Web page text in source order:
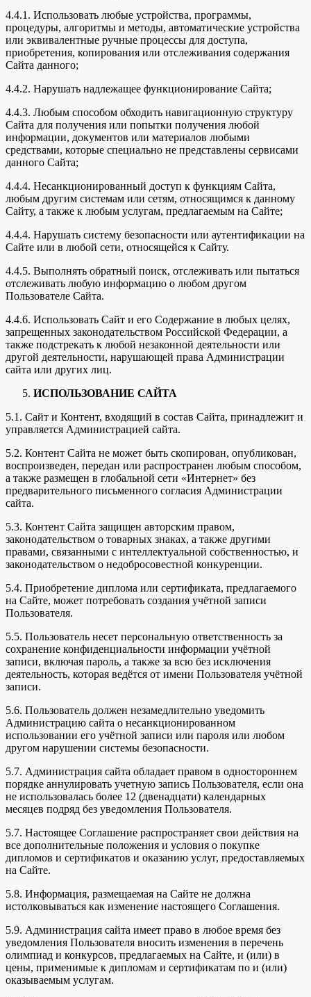
4.4.1. Использовать любые устройства, программы,
процедуры, алгоритмы и методы, автоматические устройства
или эквивалентные ручные процессы для доступа,
приобретения, копирования или отслеживания содержания
Сайта данного;
4.4.2. Нарушать надлежащее функционирование Сайта;
4.4.3. Любым способом обходить навигационную структуру
Сайта для получения или попытки получения любой
информации, документов или материалов любыми
средствами, которые специально не представлены сервисами
данного Сайта;
4.4.4. Несанкционированный доступ к функциям Сайта,
любым другим системам или сетям, относящимся к данному
Сайту, а также к любым услугам, предлагаемым на Сайте;
4.4.4. Нарушать систему безопасности или аутентификации на
Сайте или в любой сети, относящейся к Сайту.
4.4.5. Выполнять обратный поиск, отслеживать или пытаться
отслеживать любую информацию о любом другом
Пользователе Сайта.
4.4.6. Использовать Сайт и его Содержание в любых целях,
запрещенных законодательством Российской Федерации, а
также подстрекать к любой незаконной деятельности или
другой деятельности, нарушающей права Администрации
сайта или других лиц.
ИСПОЛЬЗОВАНИЕ САЙТА
5.1. Сайт и Контент, входящий в состав Сайта, принадлежит и
управляется Администрацией сайта.
5.2. Контент Сайта не может быть скопирован, опубликован,
воспроизведен, передан или распространен любым способом,
а также размещен в глобальной сети «Интернет» без
предварительного письменного согласия Администрации
сайта.
5.3. Контент Сайта защищен авторским правом,
законодательством о товарных знаках, а также другими
правами, связанными с интеллектуальной собственностью, и
законодательством о недобросовестной конкуренции.
5.4. Приобретение диплома или сертификата, предлагаемого
на Сайте, может потребовать создания учётной записи
Пользователя.
5.5. Пользователь несет персональную ответственность за
сохранение конфиденциальности информации учётной
записи, включая пароль, а также за всю без исключения
деятельность, которая ведётся от имени Пользователя учётной
записи.
5.6. Пользователь должен незамедлительно уведомить
Администрацию сайта о несанкционированном
использовании его учётной записи или пароля или любом
другом нарушении системы безопасности.
5.7. Администрация сайта обладает правом в одностороннем
порядке аннулировать учетную запись Пользователя, если она
не использовалась более 12 (двенадцати) календарных
месяцев подряд без уведомления Пользователя.
5.7. Настоящее Соглашение распространяет свои действия на
все дополнительные положения и условия о покупке
дипломов и сертификатов и оказанию услуг, предоставляемых
на Сайте.
5.8. Информация, размещаемая на Сайте не должна
истолковываться как изменение настоящего Соглашения.
5.9. Администрация сайта имеет право в любое время без
уведомления Пользователя вносить изменения в перечень
олимпиад и конкурсов, предлагаемых на Сайте, и (или) в
цены, применимые к дипломам и сертификатам по и (или)
оказываемым услугам.